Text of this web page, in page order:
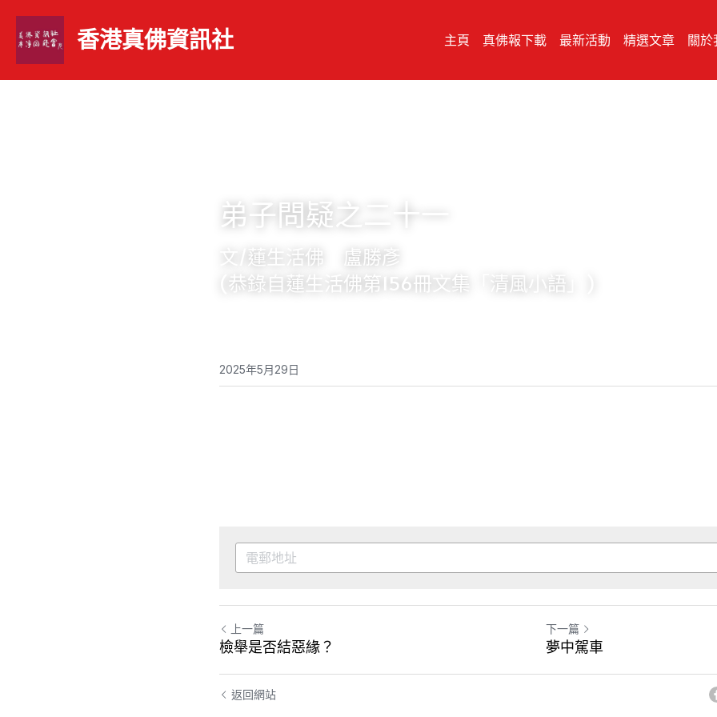
香港真佛資訊社 主頁 真佛報下載 最新活動 精選文章 關於
弟子問疑之二十一
文/蓮生活佛　盧勝彥
(恭錄自蓮生活佛第156冊文集「清風小語」)
2025年5月29日
上一篇
檢舉是否結惡緣？
下一篇
夢中駕車
返回網站